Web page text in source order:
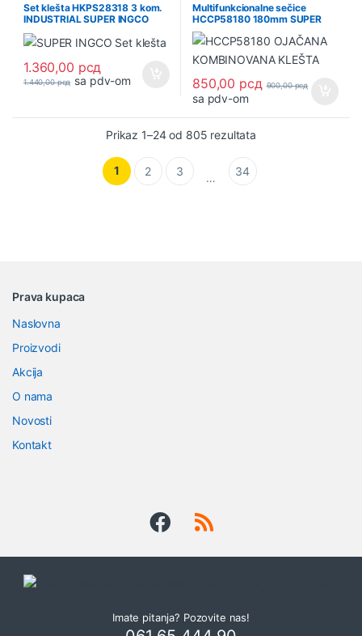
Set klešta HKPS28318 3 kom.
INDUSTRIAL SUPER INGCO
1.360,00 рсд
1.440,00рсд sa pdv-om
Multifunkcionalne sečice
HCCP58180 180mm SUPER
INGCO
850,00 рсд 900,00рсд
sa pdv-om
Prikaz 1–24 od 805 rezultata
1 2 3 … 34
Prava kupaca
Naslovna
Proizvodi
Akcija
O nama
Novosti
Kontakt
Imate pitanja? Pozovite nas!